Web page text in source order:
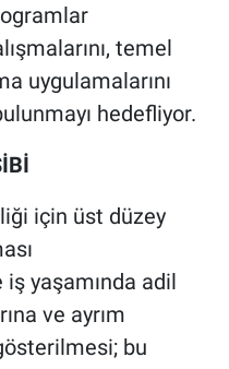
temel
uygulamalarını
hedefliyor.
için üst düzey
iş yaşamında adil
ve ayrım
bu